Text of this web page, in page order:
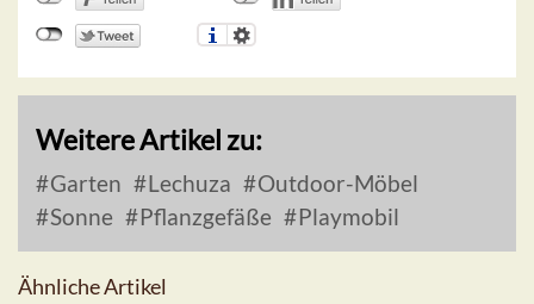
Weitere Artikel zu:
Garten Lechuza
Outdoor-Möbel
Sonne
Pflanzgefäße Playmobil
Ähnliche Artikel